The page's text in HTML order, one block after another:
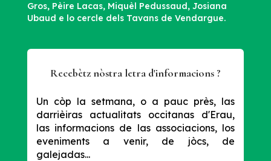
Gros, Pèire Lacas, Miquèl Pedussaud, Josiana
Ubaud e lo cercle dels Tavans de Vendargue.
Recebètz nòstra letra d'informacions ?
Un còp la setmana, o a pauc près, las
darrièiras actualitats occitanas d'Erau,
las informacions de las associacions, los
eveniments a venir, de jòcs, de
galejadas...